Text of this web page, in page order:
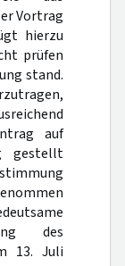
Vortrag
hierzu
prüfen
stand.
auf
gestellt
des
13. Juli